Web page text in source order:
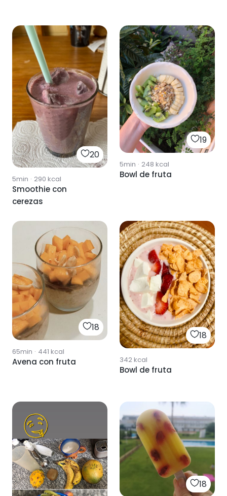
20
5min · 290 kcal
Smoothie con
cerezas
19
5min · 248 kcal
Bowl de fruta
18
65min · 441 kcal
Avena con fruta
18
342kcal
Bowl de fruta
18